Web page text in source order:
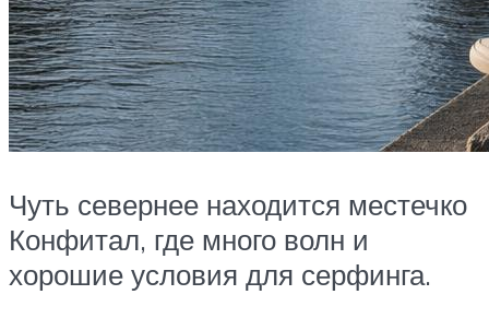
Чуть севернее находится местечко
Конфитал, где много волн и
хорошие условия для серфинга.